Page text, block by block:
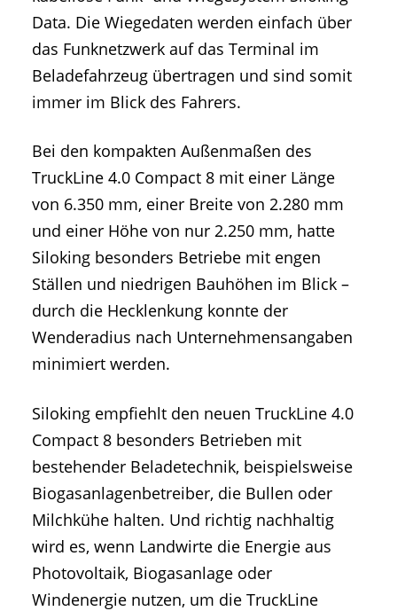
Data. Die Wiegedaten werden einfach über
das Funknetzwerk auf das Terminal im
Beladefahrzeug übertragen und sind somit
immer im Blick des Fahrers.
Bei den kompakten Außenmaßen des
TruckLine 4.0 Compact 8 mit einer Länge
von 6.350 mm, einer Breite von 2.280 mm
und einer Höhe von nur 2.250 mm, hatte
Siloking besonders Betriebe mit engen
Ställen und niedrigen Bauhöhen im Blick –
durch die Hecklenkung konnte der
Wenderadius nach Unternehmensangaben
minimiert werden.
Siloking empfiehlt den neuen TruckLine 4.0
Compact 8 besonders Betrieben mit
bestehender Beladetechnik, beispielsweise
Biogasanlagenbetreiber, die Bullen oder
Milchkühe halten. Und richtig nachhaltig
wird es, wenn Landwirte die Energie aus
Photovoltaik, Biogasanlage oder
Windenergie nutzen, um die TruckLine